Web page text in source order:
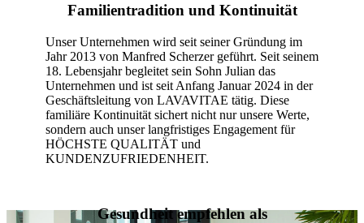
Familientradition und Kontinuität
Unser Unternehmen wird seit seiner Gründung im
Jahr 2013 von Manfred Scherzer geführt. Seit seinem
18. Lebensjahr begleitet sein Sohn Julian das
Unternehmen und ist seit Anfang Januar 2024 in der
Geschäftsleitung von LAVAVITAE tätig. Diese
familiäre Kontinuität sichert nicht nur unsere Werte,
sondern auch unser langfristiges Engagement für
HÖCHSTE QUALITÄT und
KUNDENZUFRIEDENHEIT.
Gesundheit empfehlen als